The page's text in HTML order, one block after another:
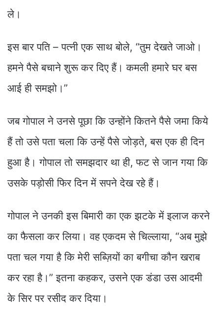
ले।
इस बार पति – पत्नी एक साथ बोले, “तुम देखते जाओ।
हमने पैसे बचाने शुरू कर दिए हैं। कमली हमारे घर बस
आई ही समझो।”
जब गोपाल ने उनसे पूछा कि उन्होंने कितने पैसे जमा किये
हैं तो उसे पता चला कि उन्हें पैसे जोड़ते, बस एक ही दिन
हुआ है। गोपाल तो समझदार था ही, फट से जान गया कि
उसके पड़ोसी फिर दिन में सपने देख रहे हैं।
गोपाल ने उनकी इस बिमारी का एक झटके में इलाज करने
का फैसला कर लिया। वह एकदम से चिल्लाया, “अब मुझे
पता चल गया है कि मेरी सब्ज़ियों का बगीचा कौन खराब
कर रहा है।” इतना कहकर, उसने एक डंडा उस आदमी
के सिर पर रसीद कर दिया।